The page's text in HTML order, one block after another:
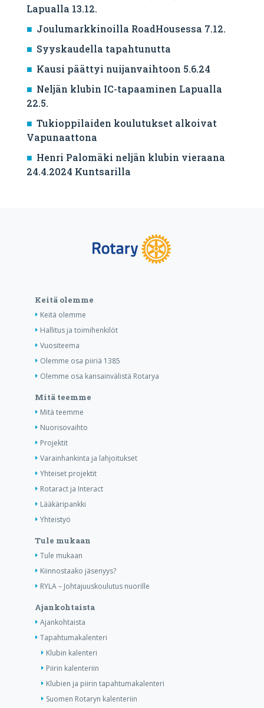
Lapualla 13.12.
Joulumarkkinoilla RoadHousessa 7.12.
Syyskaudella tapahtunutta
Kausi päättyi nuijanvaihtoon 5.6.24
Neljän klubin IC-tapaaminen Lapualla
22.5.
Tukioppilaiden koulutukset alkoivat
Vapunaattona
Henri Palomäki neljän klubin vieraana
24.4.2024 Kuntsarilla
Keitä olemme
Keitä olemme
Hallitus ja toimihenkilöt
Vuositeema
Olemme osa piiriä 1385
Olemme osa kansainvälistä Rotarya
Mitä teemme
Mitä teemme
Nuorisovaihto
Projektit
Varainhankinta ja lahjoitukset
Yhteiset projektit
Rotaract ja Interact
Lääkäripankki
Yhteistyö
Tule mukaan
Tule mukaan
Kiinnostaako jäsenyys?
RYLA – Johtajuuskoulutus nuorille
Ajankohtaista
Ajankohtaista
Tapahtumakalenteri
Klubin kalenteri
Piirin kalenteriin
Klubien ja piirin tapahtumakalenteri
Suomen Rotaryn kalenteriin